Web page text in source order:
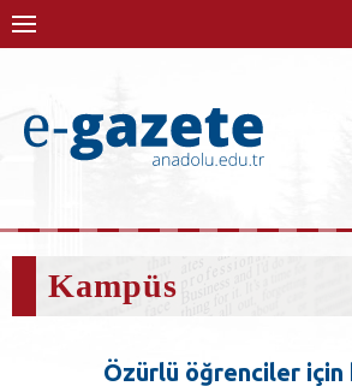
Kampüs
Özürlü öğrenciler